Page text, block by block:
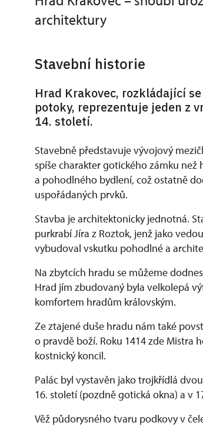
architektury
Stavební historie
Hrad Krakovec, rozkládající
potoky, reprezentuje jeden z
14. století.
Stavebně představuje vývojový
spíše charakter gotického zámku
a pohodlného bydlení, což ostatně
uspořádaných prvků.
Stavba je architektonicky jednotná.
purkrabí Jíra z Roztok, jenž jako
vybudoval vskutku pohodlné a
Na zbytcích hradu se můžeme
Hrad jím zbudovaný byla velkolepá
komfortem hradům královským.
Ze ztajené duše hradu nám také
o pravdě boží. Roku 1414 zde Mistra
kostnický koncil.
Palác byl vystavěn jako trojkřídlá
16. století (pozdně gotická okna) a v
Věž půdorysného tvaru podkovy v